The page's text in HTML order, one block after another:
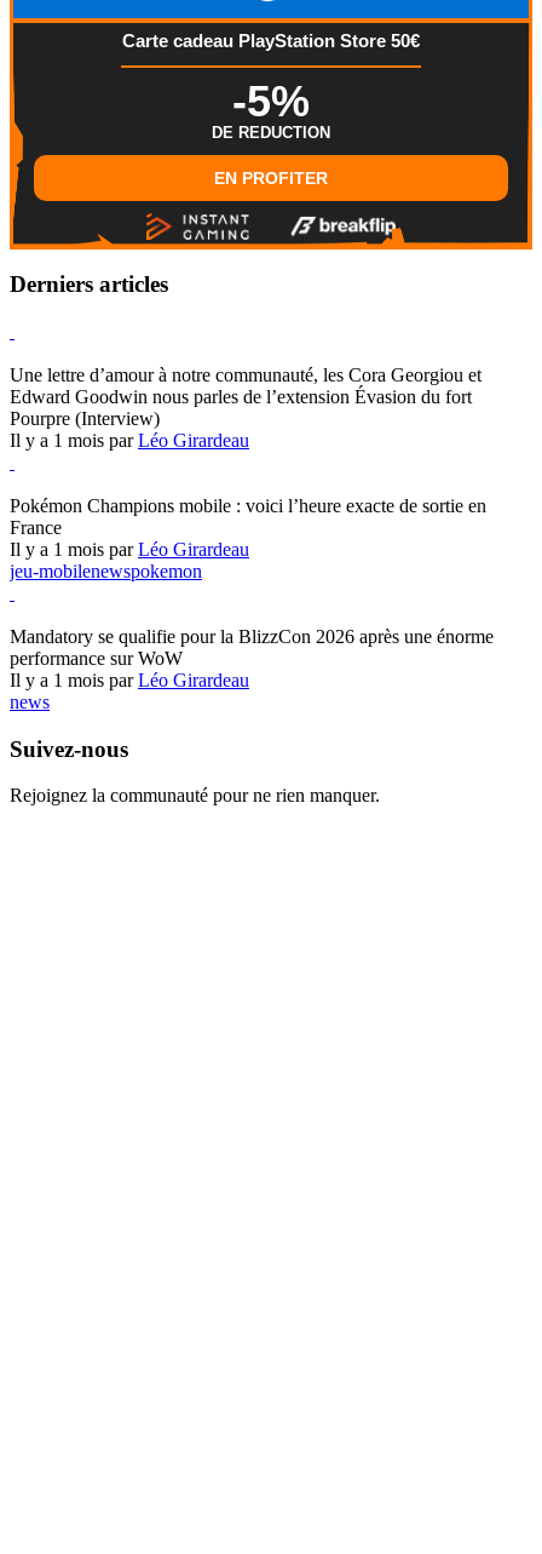
Carte cadeau PlayStation Store 50€
-5%
DE REDUCTION
EN PROFITER
Derniers articles
Une lettre d’amour à notre communauté, les Cora Georgiou et
Edward Goodwin nous parles de l’extension Évasion du fort
Pourpre (Interview)
Il y a 1 mois parLéo Girardeau
Pokémon Champions mobile : voici l’heure exacte de sortie en
France
Il y a 1 mois parLéo Girardeau
jeu-mobilenewspokemon
Mandatory se qualifie pour la BlizzCon 2026 après une énorme
performance sur WoW
Il y a 1 mois parLéo Girardeau
news
Suivez-nous
Rejoignez la communauté pour ne rien manquer.